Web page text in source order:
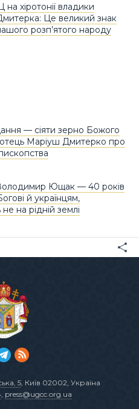
на хіротонії владики
Це великий знак
розп’ятого народу
— сіяти зерно Божого
Маріуш Дмитерко про
Ющак — 40 років
й українцям,
на рідній землі
5, Київ 02002, Україна
, press@ugcc.org.ua